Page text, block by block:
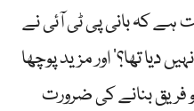
ہے کہ بانی پی ٹی آئی نے
دیا تھا؟‘ اور مزید پوچھا
فریق بنانے کی ضرورت